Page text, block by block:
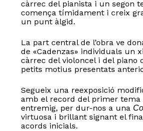
càrrec del pianista i un segon
comença tímidament i creix
un punt àlgid.
La part central de l’obra ve
de «Cadenzas» individuals un
càrrec del violoncel i del piano
petits motius presentats
Segueix una reexposició
amb el record del primer tema
entremig, per dur-nos a una
virtuosa i brillant signant el
acords inicials.